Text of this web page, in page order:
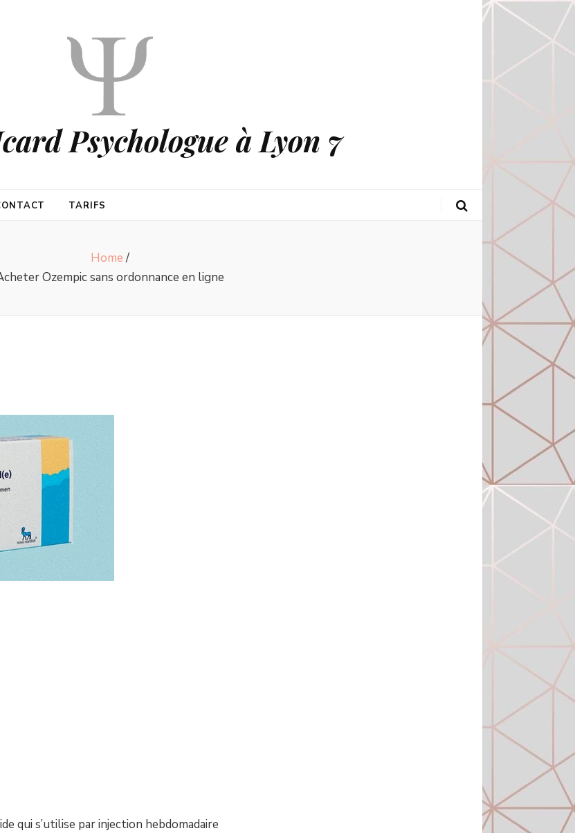
Psychologue à Lyon 7
TARIFS
Home /
Ozempic sans ordonnance en ligne
qui s’utilise par injection hebdomadaire